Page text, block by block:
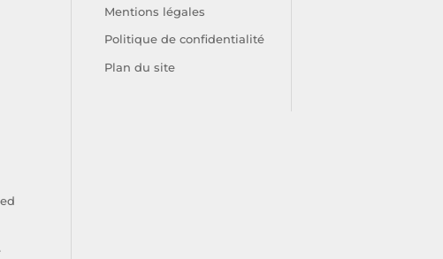
Mentions légales
Politique de confidentialité
Plan du site